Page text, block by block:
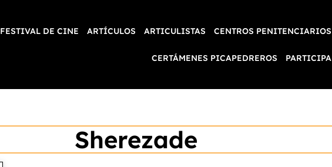
FESTIVAL DE CINE ARTÍCULOS ARTICULISTAS CENTROS PENITENCIARIOS
CERTÁMENES PICAPEDREROS PARTICIPA
Sherezade